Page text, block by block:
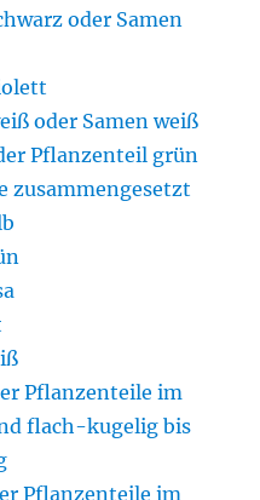
oder Samen
oder Samen weiß
Pflanzenteil grün
zusammengesetzt
Pflanzenteile im
flach-kugelig bis
Pflanzenteile im